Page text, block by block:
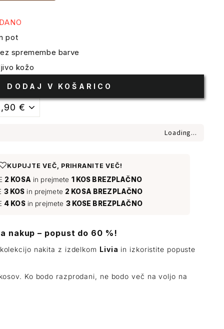
pot
spremembe barve
kožo
DODAJ V KOŠARICO
Loading...
KUPUJTE VEČ, PRIHRANITE VEČ!
2 KOSA in prejmete 1 KOS BREZPLAČNO
3 KOS in prejmete 2 KOSA BREZPLAČNO
4 KOSin prejmete 3 KOSE BREZPLAČNO
nakup – popust do 60 %!
nakita z izdelkom Livia in izkoristite popuste
Ko bodo razprodani, ne bodo več na voljo na